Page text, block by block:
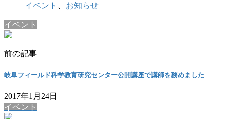
イベント
お知らせ
イベント
前の記事
岐阜フィールド科学教育研究センター公開講座で講師を務めました
2017年1月24日
イベント